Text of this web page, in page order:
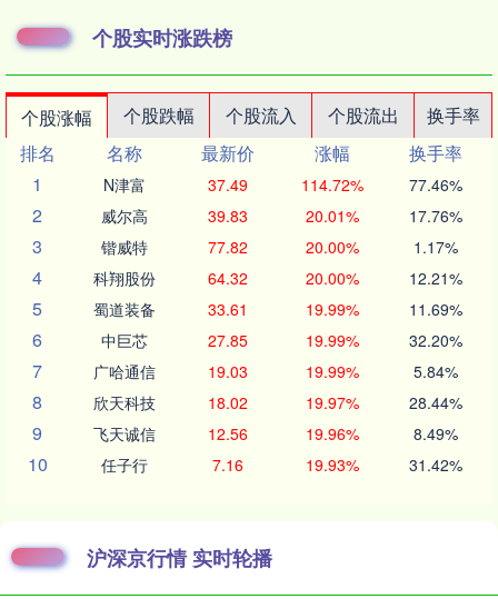
个股实时涨跌榜
个股涨幅 个股跌幅 个股流入 个股流出
换手率
排名
名称 最新价 涨幅
换手率
1
N津富 37.49 114.72% 77.46%
2 威尔高 39.83 20.01% 17.76%
3 锴威特 77.82 20.00% 1.17%
4 科翔股份 64.32 20.00% 12.21%
5 蜀道装备 33.61 19.99% 11.69%
6 中巨芯 27.85 19.99% 32.20%
7 广哈通信 19.03 19.99% 5.84%
8 欣天科技 18.02 19.97% 28.44%
9 飞天诚信 12.56 19.96% 8.49%
10 任子行 7.16 19.93% 31.42%
沪深京行情 实时轮播